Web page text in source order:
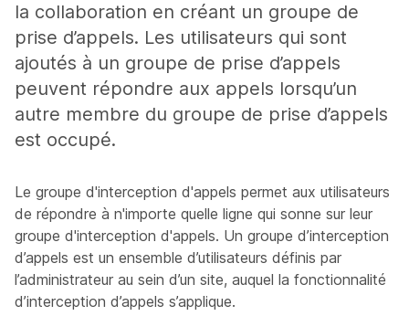
la collaboration en créant un groupe de
prise d’appels. Les utilisateurs qui sont
ajoutés à un groupe de prise d’appels
peuvent répondre aux appels lorsqu’un
autre membre du groupe de prise d’appels
est occupé.
Le groupe d'interception d'appels permet aux utilisateurs
de répondre à n'importe quelle ligne qui sonne sur leur
groupe d'interception d'appels. Un groupe d’interception
d’appels est un ensemble d’utilisateurs définis par
l’administrateur au sein d’un site, auquel la fonctionnalité
d’interception d’appels s’applique.